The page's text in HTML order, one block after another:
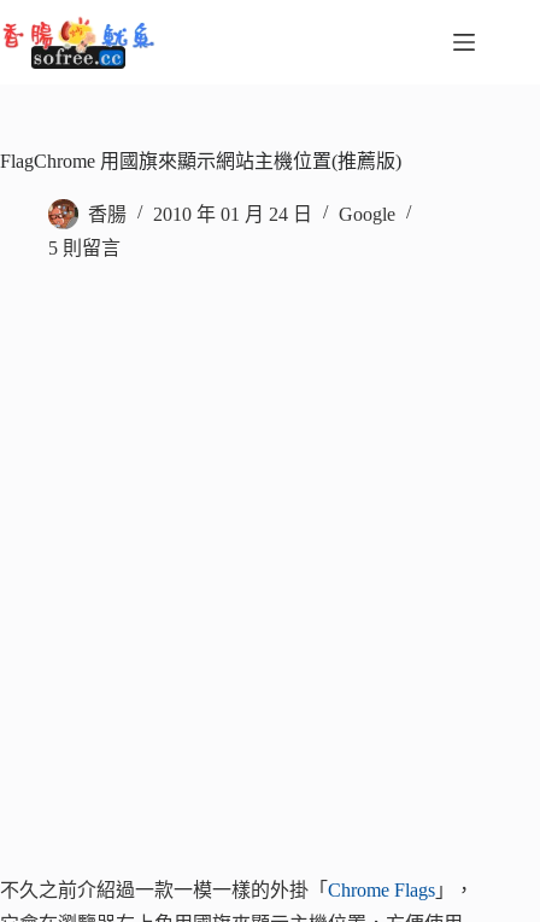
至
容
FlagChrome 用國旗來顯示網站主機位置(推薦版)
香腸 2010 年 01 月 24 日
Google
5 則留言
不久之前介紹過一款一模一樣的外掛「 Chrome Flags 」，